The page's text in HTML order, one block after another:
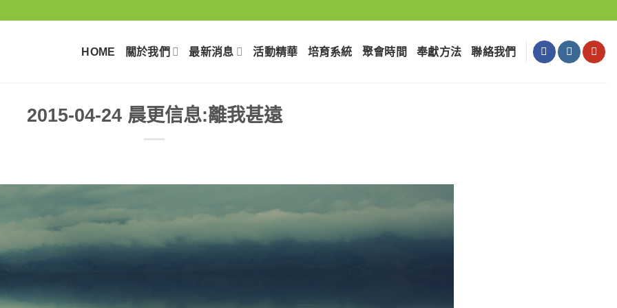
HOME 關於我們 最新消息 活動精華 培育系統 聚會時間 奉獻⽅法 聯絡我們
2015-04-24 晨更信息:離我甚遠